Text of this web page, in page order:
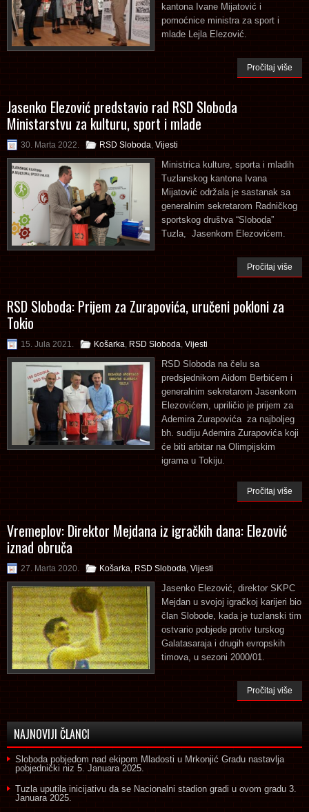
kantona Ivane Mijatović i
pomoćnice ministra za sport i
mlade Lejla Elezović.
Pročitaj više
Jasenko Elezović predstavio rad RSD Sloboda
Ministarstvu za kulturu, sport i mlade
30. Marta 2022. RSD Sloboda Vijesti
Ministrica kulture, sporta i mladih
Tuzlanskog kantona Ivana
Mijatović održala je sastanak sa
generalnim sekretarom Radničkog
sportskog društva “Sloboda”
Tuzla, Jasenkom Elezovićem.
Pročitaj više
RSD Sloboda: Prijem za Zurapovića, uručeni pokloni za
Tokio
15. Jula 2021. Košarka RSD Sloboda Vijesti
RSD Sloboda na čelu sa
predsjednikom Aidom Berbićem i
generalnim sekretarom Jasenkom
Elezovićem, upriličio je prijem za
Ademira Zurapovića za najboljeg
bh. sudiju Ademira Zurapovića koji
će biti arbitar na Olimpijskim
igrama u Tokiju.
Pročitaj više
Vremeplov: Direktor Mejdana iz igračkih dana: Elezović
iznad obruča
27. Marta 2020. Košarka RSD Sloboda Vijesti
Jasenko Elezović, direktor SKPC
Mejdan u svojoj igračkoj karijeri bio
član Slobode, kada je tuzlanski tim
ostvario pobjede protiv turskog
Galatasaraja i drugih evropskih
timova, u sezoni 2000/01.
Pročitaj više
NAJNOVIJI ČLANCI
Sloboda pobjedom nad ekipom Mladosti u Mrkonjić Gradu nastavlja
pobjednički niz 5. Januara 2025.
Tuzla uputila inicijativu da se Nacionalni stadion gradi u ovom gradu 3.
Januara 2025.